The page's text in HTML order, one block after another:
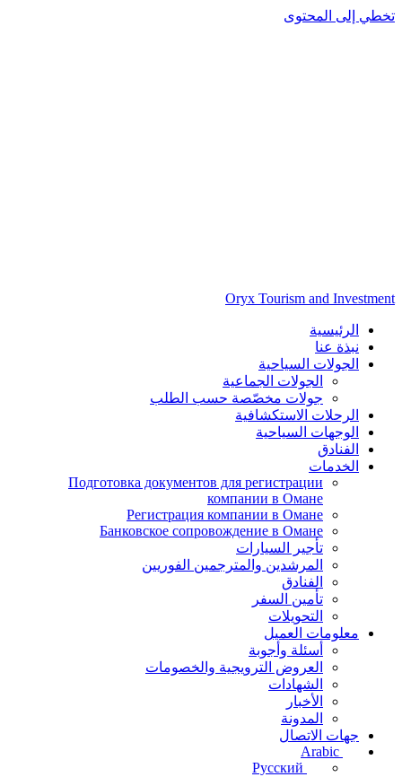
تخطي إلى المحتوى
Oryx Tourism and Investment
الرئيسية
نبذة عنا
الجولات السياحية
الجولات الجماعية
جولات مخصّصة حسب الطلب
الرحلات الاستكشافية
الوجهات السياحية
الفنادق
الخدمات
Подготовка документов для регистрации
компании в Омане
Регистрация компании в Омане
Банковское сопровождение в Омане
تأجير السيارات
المرشدين والمترجمين الفوريين
الفنادق
تأمين السفر
التحويلات
معلومات العميل
أسئلة وأجوبة
العروض الترويجية والخصومات
الشهادات
الأخبار
المدونة
جهات الاتصال
Arabic
Русский